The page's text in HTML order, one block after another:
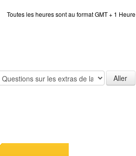
Toutes les heures sont au format GMT + 1 Heure